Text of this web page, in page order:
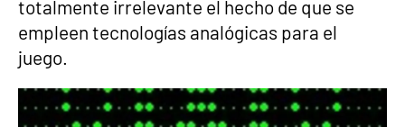
totalmente irrelevante el hecho de que se
empleen tecnologías analógicas para el
juego.